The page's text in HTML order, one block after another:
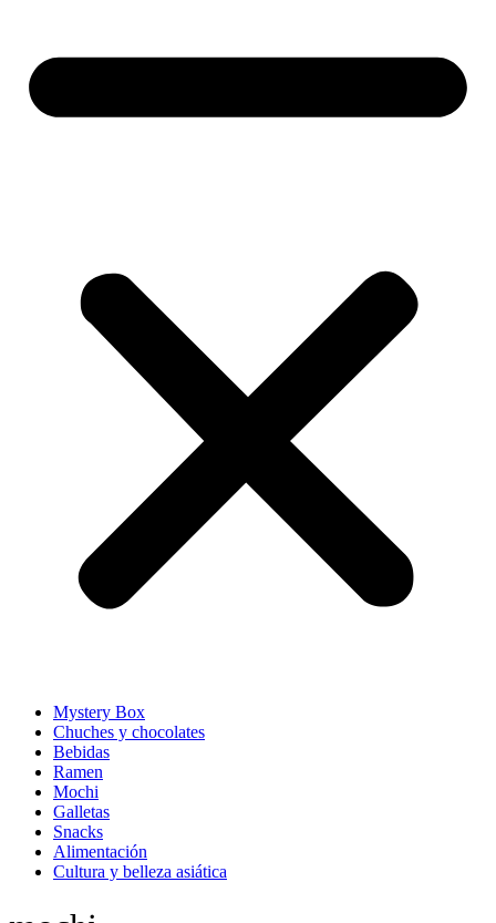
Mystery Box
Chuches y chocolates
Bebidas
Ramen
Mochi
Galletas
Snacks
Alimentación
Cultura y belleza asiática